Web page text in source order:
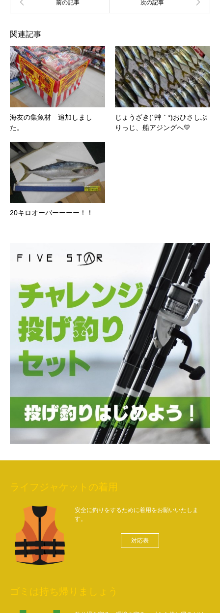
関連記事
海友の集魚材 追加しまし
た。
じょうざき(´艸｀*)おひさしぶ
りっじ、船アジングへ💛
20キロオーバーーーー！！
ライフジャケットの着用
安全に釣りをするために着用をお願いいたしま
す。
対応表
ゴミは持ち帰りましょう